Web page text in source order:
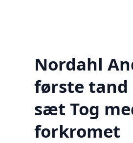
Nordahl
første
sæt Tog
forkromet